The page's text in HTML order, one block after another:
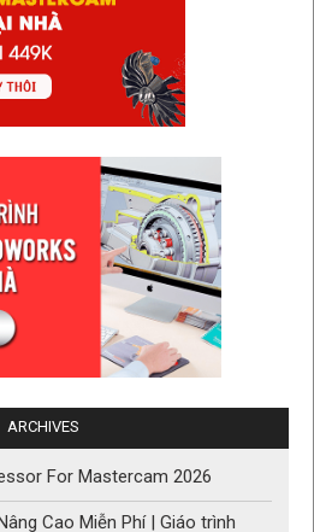
ARCHIVES
For Mastercam 2026
Cao Miễn Phí | Giáo trình